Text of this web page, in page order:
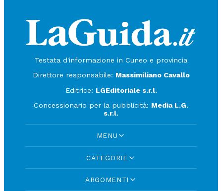
Testata d'informazione in Cuneo e provincia
Direttore responsabile: Massimiliano Cavallo
Editrice: LGEditoriale s.r.l.
Concessionario per la pubblicità: Media L.G.
s.r.l.
MENU
CATEGORIE
ARGOMENTI